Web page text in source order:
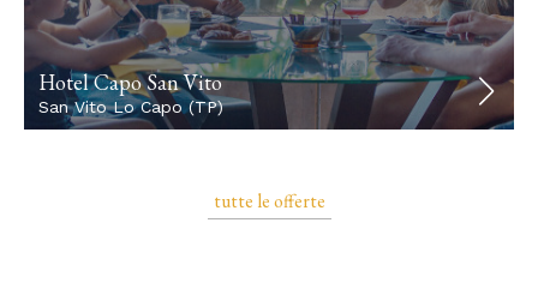
Hotel Capo San Vito
San Vito Lo Capo (TP)
tutte le offerte